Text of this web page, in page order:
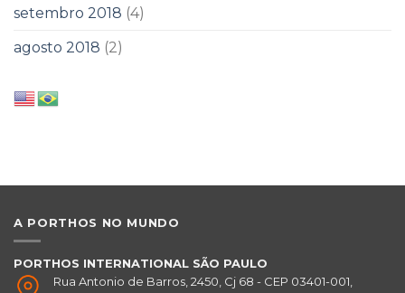
setembro 2018 (4)
agosto 2018 (2)
A PORTHOS NO MUNDO
PORTHOS INTERNATIONAL SÃO PAULO
Rua Antonio de Barros, 2450, Cj 68 - CEP 03401-001,